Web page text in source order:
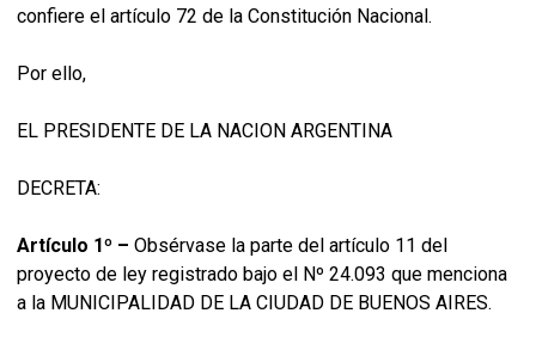
confiere el artículo 72 de la Constitución Nacional.
Por ello,
EL PRESIDENTE DE LA NACION ARGENTINA
DECRETA:
Artículo 1º – Obsérvase la parte del artículo 11 del
proyecto de ley registrado bajo el Nº 24.093 que menciona
a la MUNICIPALIDAD DE LA CIUDAD DE BUENOS AIRES.